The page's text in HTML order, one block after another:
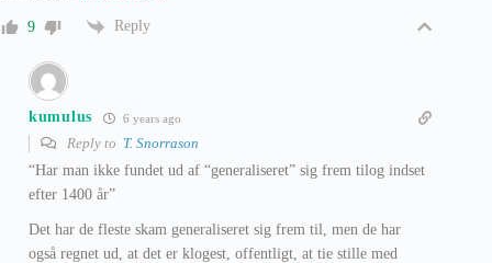
9 Reply
kumulus 6 years ago
Reply to T. Snorrason
“Har man ikke fundet ud af “generaliseret” sig frem tilog indset
efter 1400 år”
Det har de fleste skam generaliseret sig frem til, men de har
også regnet ud, at det er klogest, offentligt, at tie stille med